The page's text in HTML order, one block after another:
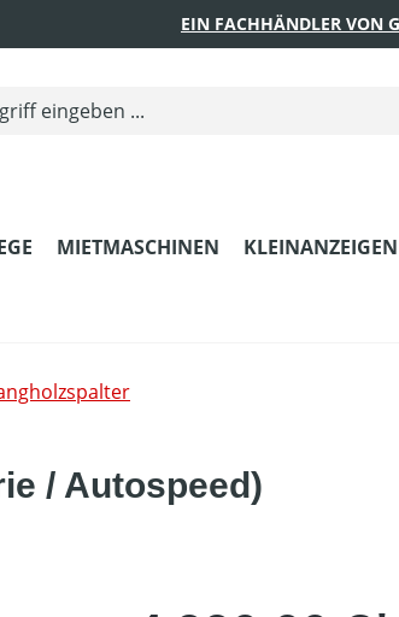
EIN FACHHÄNDLER VON
MIETMASCHINEN KLEINANZEIGEN
/ Autospeed)